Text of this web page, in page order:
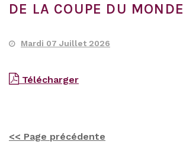
DE LA COUPE DU MONDE
Mardi 07 Juillet 2026
Télécharger
<< Page précédente